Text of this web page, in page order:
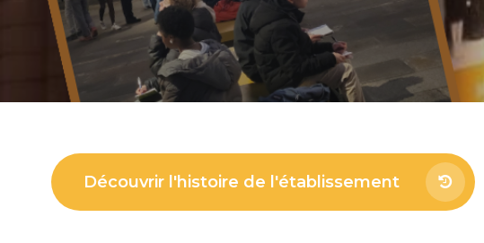
Découvrir l'histoire de l'établissement